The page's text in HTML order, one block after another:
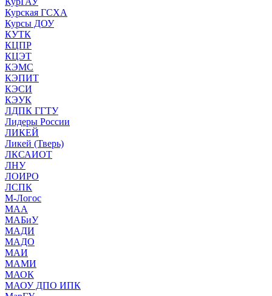
Курская ГСХА
Курсы ДОУ
КУТК
КЦПР
КЦЭТ
КЭМС
КЭПИТ
КЭСИ
КЭУК
ЛДПК ГГТУ
Лидеры России
ЛИКЕЙ
Ликей (Тверь)
ЛКСАИОТ
ЛНУ
ЛОИРО
ЛСПК
М-Логос
МАА
МАБиУ
МАДИ
МАДО
МАИ
МАМИ
МАОК
МАОУ ДПО ИПК